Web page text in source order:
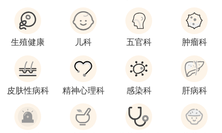
生殖健康 儿科 五官科 肿瘤科
皮肤性病科 精神心理科 感染科 肝病科